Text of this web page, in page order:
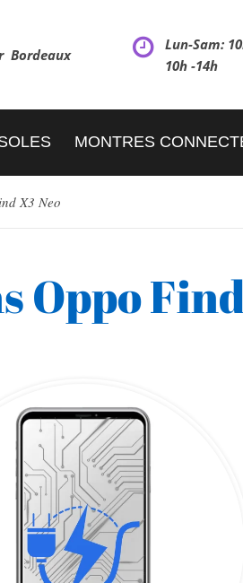
Bordeaux
Lun-Sam:
10h -14h
MONTRES
X3 Neo
Oppo